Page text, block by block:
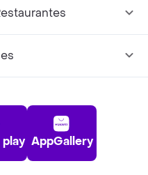
AppGallery